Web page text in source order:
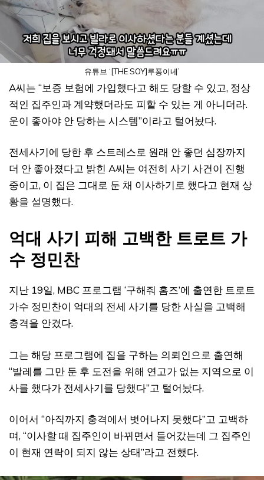
유튜브 ‘[THE SOY]루퐁이네’
A씨는 “보증 보험에 가입했다고 해도 당할 수 있고, 정상
적인 집주인과 계약했더라도 피할 수 있는 게 아니더라.
운이 좋아야 안 당하는 시스템”이라고 털어놨다.
전세사기에 당한 후 스트레스로 원래 안 좋던 심장까지
더 안 좋아졌다고 밝힌 A씨는 여전히 사기 사건이 진행
중이고, 이 집은 그대로 둔 채 이사하기로 했다고 현재 상
황을 설명했다.
억대 사기 피해 고백한 트로트 가
수 정민찬
지난 19일, MBC 프로그램 ‘구해줘 홈즈’에 출연한 트로트
가수 정민찬이 억대의 전세 사기를 당한 사실을 고백해
충격을 안겼다.
그는 해당 프로그램에 집을 구하는 의뢰인으로 출연해
“발레를 그만 둔 후 도전을 위해 연고가 없는 지역으로 이
사를 했다가 전세사기를 당했다”고 털어놨다.
이어서 “아직까지 충격에서 벗어나지 못했다”고 고백하
며, “이사할 때 집주인이 바뀌면서 들어갔는데 그 집주인
이 현재 연락이 되지 않는 상태”라고 전했다.